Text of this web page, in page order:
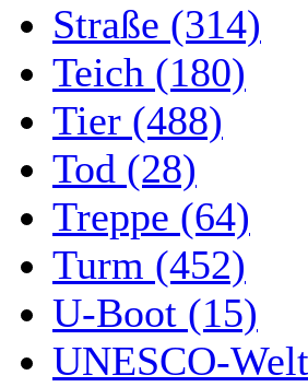
Straße (314)
Teich (180)
Tier (488)
Tod (28)
Treppe (64)
Turm (452)
U-Boot (15)
UNESCO-